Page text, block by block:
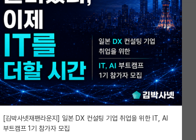
[김박사넷재팬라운지] 일본 DX 컨설팅 기업 취업을 위한 IT, AI
부트캠프 1기 참가자 모집